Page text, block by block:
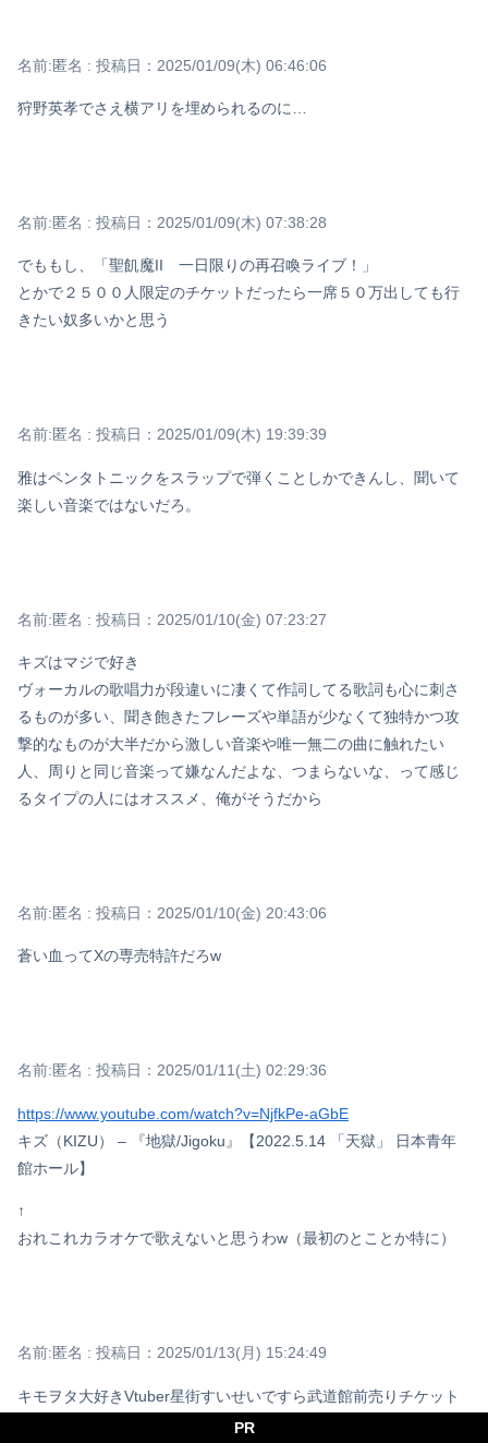
名前:匿名 : 投稿日：2025/01/09(木) 06:46:06
狩野英孝でさえ横アリを埋められるのに…
名前:匿名 : 投稿日：2025/01/09(木) 07:38:28
でももし、「聖飢魔II 一日限りの再召喚ライブ！」
とかで２５００人限定のチケットだったら一席５０万出しても行
きたい奴多いかと思う
名前:匿名 : 投稿日：2025/01/09(木) 19:39:39
雅はペンタトニックをスラップで弾くことしかできんし、聞いて
楽しい音楽ではないだろ。
名前:匿名 : 投稿日：2025/01/10(金) 07:23:27
キズはマジで好き
ヴォーカルの歌唱力が段違いに凄くて作詞してる歌詞も心に刺さ
るものが多い、聞き飽きたフレーズや単語が少なくて独特かつ攻
撃的なものが大半だから激しい音楽や唯一無二の曲に触れたい
人、周りと同じ音楽って嫌なんだよな、つまらないな、って感じ
るタイプの人にはオススメ、俺がそうだから
名前:匿名 : 投稿日：2025/01/10(金) 20:43:06
蒼い血ってXの専売特許だろw
名前:匿名 : 投稿日：2025/01/11(土) 02:29:36
https://www.youtube.com/watch?v=NjfkPe-aGbE
キズ（KIZU） – 『地獄/Jigoku』【2022.5.14 「天獄」 日本青年
館ホール】
↑
おれこれカラオケで歌えないと思うわw（最初のとことか特に）
名前:匿名 : 投稿日：2025/01/13(月) 15:24:49
キモヲタ大好きVtuber星街すいせいですら武道館前売りチケット
PR